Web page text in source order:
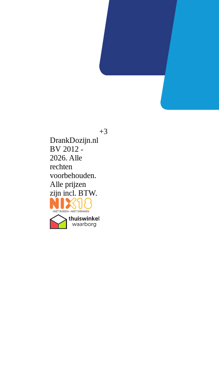
+3
DrankDozijn.nl
BV 2012 -
2026. Alle
rechten
voorbehouden.
Alle prijzen
zijn incl. BTW.